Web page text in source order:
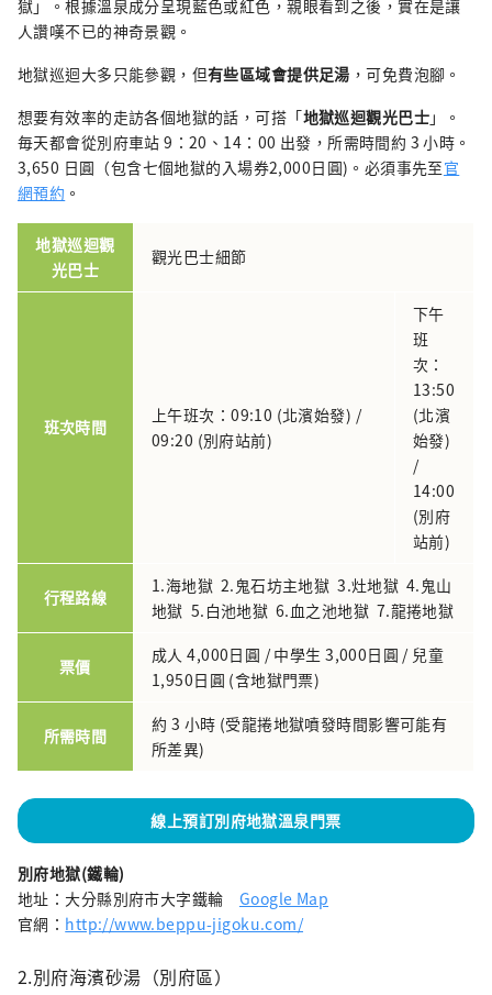
獄」。根據溫泉成分呈現藍色或紅色，親眼看到之後，實在是讓
人讚嘆不已的神奇景觀。
地獄巡迴大多只能參觀，但有些區域會提供足湯 ，可免費泡腳。
想要有效率的走訪各個地獄的話，可搭「地獄巡迴觀光巴士」。
毎天都會從別府車站 9：20、14：00 出發，所需時間約 3 小時。
3,650 日圓（包含七個地獄的入場券2,000日圓)。必須事先至官
網預約 。
地獄巡迴觀
光巴士
觀光巴士細節
班次時間
上午班次：09:10 (北濱始發) /
09:20 (別府站前)
下午
班
次：
13:50
(北濱
始發)
/
14:00
(別府
站前)
行程路線
1.海地獄 2.鬼石坊主地獄 3.灶地獄 4.鬼山
地獄 5.白池地獄 6.血之池地獄 7.龍捲地獄
票價
成人 4,000日圓 / 中學生 3,000日圓 / 兒童
1,950日圓 (含地獄門票)
所需時間
約 3 小時 (受龍捲地獄噴發時間影響可能有
所差異)
線上預訂別府地獄溫泉門票
別府地獄(鐵輪)
地址：大分縣別府市大字鐵輪 Google Map
官網： http://www.beppu-jigoku.com/
2.別府海濱砂湯（別府區）